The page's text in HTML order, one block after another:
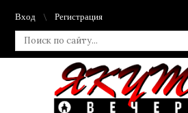
Вход Регистрация